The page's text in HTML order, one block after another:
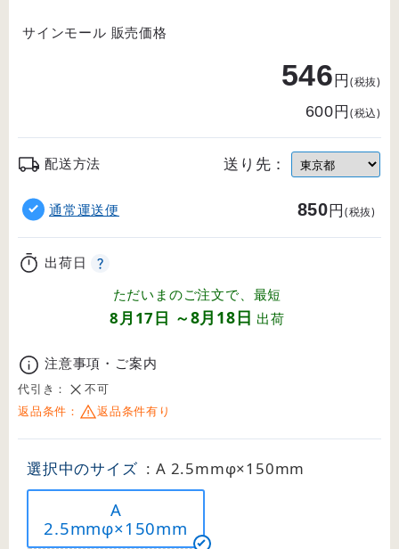
サインモール 販売価格
546円(税抜)
600円(税込)
配送方法 送り先：
通常運送便 850円(税抜)
出荷日
ただいまのご注文で、最短
8月17日 ～8月18日 出荷
注意事項・ご案内
代引き：
不可
返品条件：
返品条件有り
選択中のサイズ : A 2.5mmφ×150mm
A
2.5mmφ×150mm